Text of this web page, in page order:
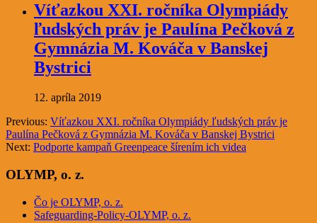
Víťazkou XXI. ročníka Olympiády
ľudských práv je Paulína Pečková z
Gymnázia M. Kováča v Banskej
Bystrici
12. apríla 2019
Previous: Víťazkou XXI. ročníka Olympiády ľudských práv je
Paulína Pečková z Gymnázia M. Kováča v Banskej Bystrici
Next: Podporte kampaň Greenpeace šírením ich videa
OLYMP, o. z.
Čo je OLYMP, o. z.
Safeguarding-Policy-OLYMP, o. z.